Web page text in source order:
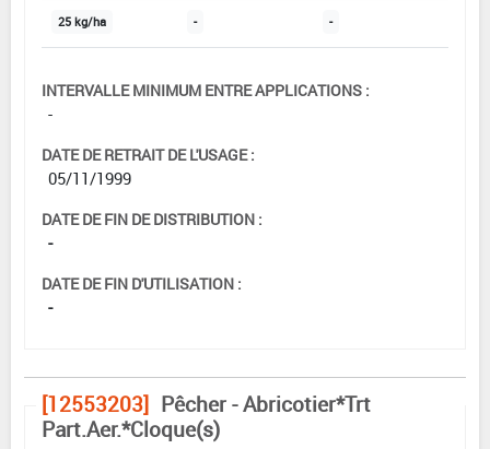
25 kg/ha - -
INTERVALLE MINIMUM ENTRE APPLICATIONS :
-
DATE DE RETRAIT DE L'USAGE :
05/11/1999
DATE DE FIN DE DISTRIBUTION :
-
DATE DE FIN D'UTILISATION :
-
[12553203] Pêcher - Abricotier*Trt
Part.Aer.*Cloque(s)